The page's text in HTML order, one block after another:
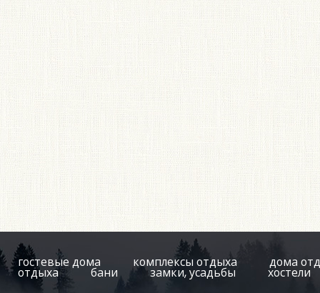
гостевые дома комплексы отдыха дома
отдыха бани замки, усадьбы хостели